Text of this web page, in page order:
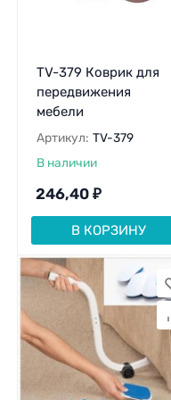
TV-379 Коврик для
передвижения
мебели
Артикул: TV-379
В наличии
246,40 ₽
В КОРЗИНУ